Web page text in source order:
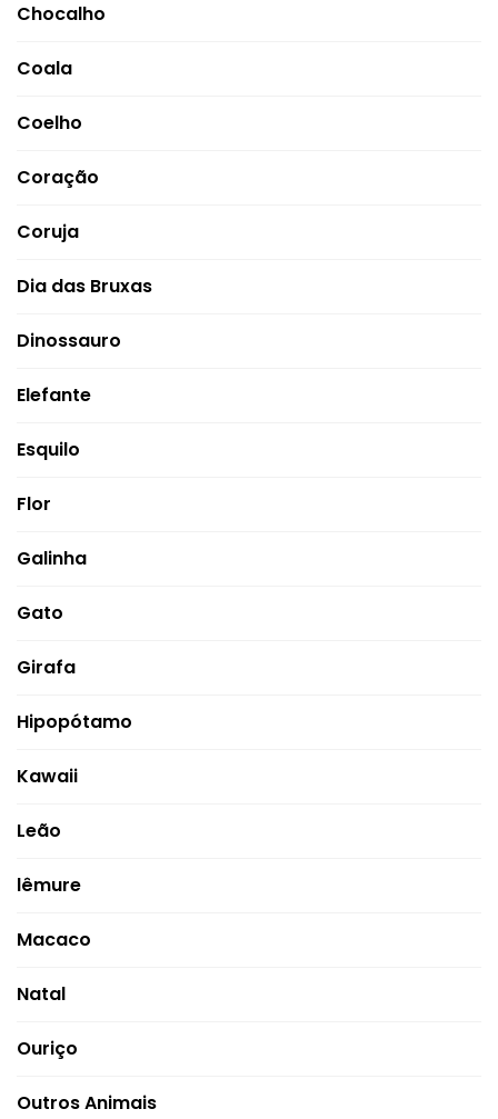
Chocalho
Coala
Coelho
Coração
Coruja
Dia das Bruxas
Dinossauro
Elefante
Esquilo
Flor
Galinha
Gato
Girafa
Hipopótamo
Kawaii
Leão
lêmure
Macaco
Natal
Ouriço
Outros Animais